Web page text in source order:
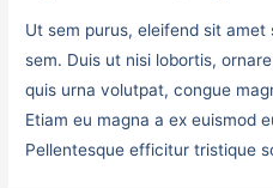
Ut sem purus, eleifend sit
sem. Duis ut nisi lobortis,
quis urna volutpat, congue
Etiam eu magna a ex euismod
Pellentesque efficitur tristique